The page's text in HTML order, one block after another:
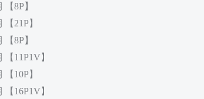
8P】
21P】
8P】
11P1V】
10P】
16P1V】